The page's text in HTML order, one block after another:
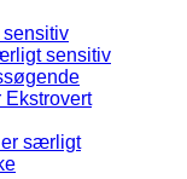
sensitiv
Ekstrovert
er særligt